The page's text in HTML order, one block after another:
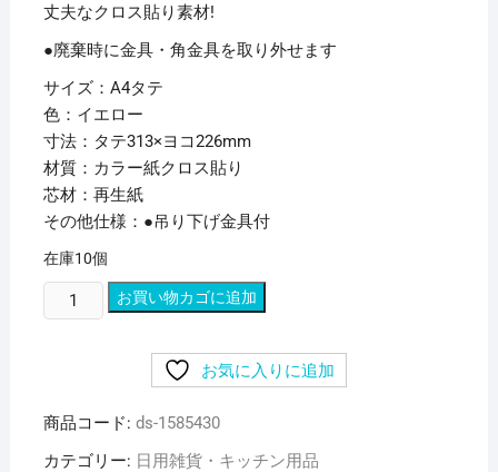
丈夫なクロス貼り素材!
●廃棄時に金具・角金具を取り外せます
サイズ：A4タテ
色：イエロー
寸法：タテ313×ヨコ226mm
材質：カラー紙クロス貼り
芯材：再生紙
その他仕様：●吊り下げ金具付
在庫10個
（ま
と
オ
ン
お買い物カゴに追加
お気に入りに追加
商品コード: ds-1585430
カテゴリー: 日用雑貨・キッチン用品